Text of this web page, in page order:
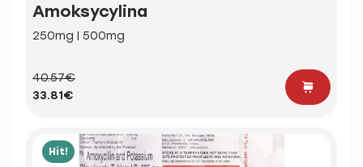
Amoksycylina
250mg | 500mg
40.57€
33.81€
Hit!